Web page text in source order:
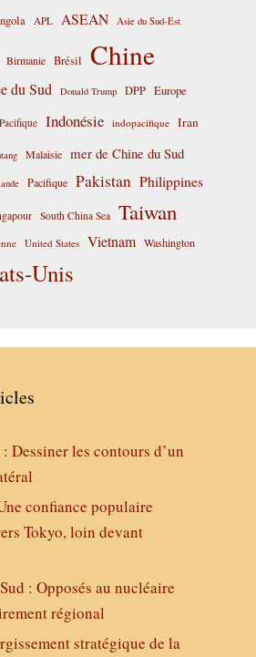
APL ASEAN Asie du Sud-Est
Birmanie Brésil Chine
du Sud Donald Trump DPP Europe
Indonésie indopacifique Iran
Malaisie mer de Chine du Sud
Pacifique Pakistan Philippines
South China Sea Taiwan
United States Vietnam Washington
Unis
Dessiner les contours d’un
confiance populaire
Tokyo, loin devant
: Opposés au nucléaire
régional
stratégique de la